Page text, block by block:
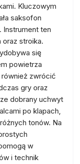
Kluczowym
saksofon
Instrument ten
oraz stroika.
się
powietrza
zwrócić
gry oraz
dobrany uchwyt
po klapach,
tonów. Na
w
i technik